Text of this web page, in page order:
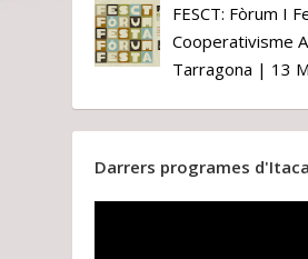
FESCT: Fòrum I
Cooperativisme
Tarragona | 13
Darrers programes